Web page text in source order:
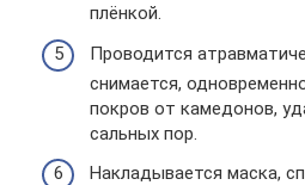
плёнкой.
Проводится
снимается,
покров от камедонов,
сальных пор.
Накладывается маска,